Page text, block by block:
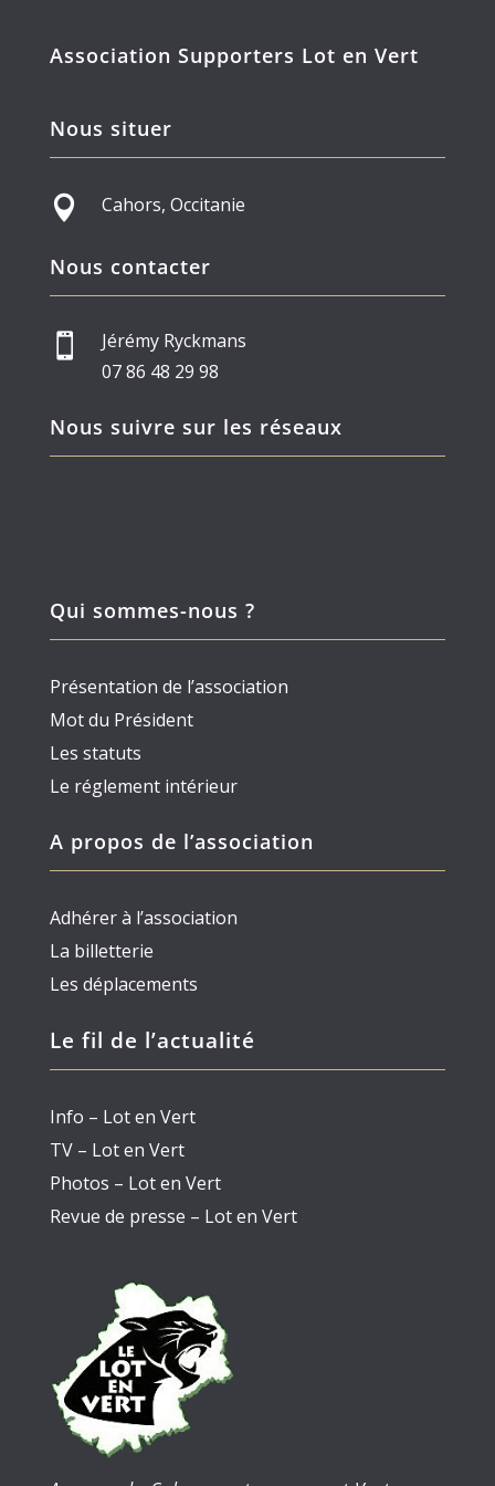
Association Supporters Lot en Vert
Nous situer
 Cahors, Occitanie
Nous contacter

Jérémy Ryckmans
07 86 48 29 98
Nous suivre sur les réseaux
Qui sommes-nous ?
Présentation de l’association
Mot du Président
Les statuts
Le réglement intérieur
A propos de l’association
Adhérer à l’association
La billetterie
Les déplacements
Le fil de l’actualité
Info – Lot en Vert
TV – Lot en Vert
Photos – Lot en Vert
Revue de presse – Lot en Vert